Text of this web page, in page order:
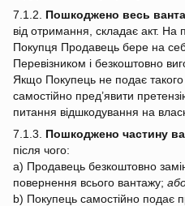
7.1.2. Пошкоджено весь
від отримання, складає акт.
Покупця Продавець бере на
Перевізником і безкоштовно
Якщо Покупець не подає такого
самостійно пред’явити
питання відшкодування на
7.1.3. Пошкоджено частину
після чого:
a) Продавець безкоштовно
повернення всього вантажу;
b) Покупець самостійно подає